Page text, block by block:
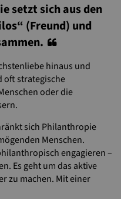
setzt sich aus den
(Freund) und
hinaus und
oft strategische
oder die
sich Philanthropie
Menschen.
engagieren –
Es geht um das aktive
zu machen. Mit einer